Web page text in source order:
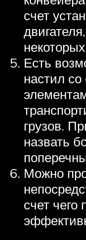
счет
Есть
настил
грузов.
назвать
Можно
счет